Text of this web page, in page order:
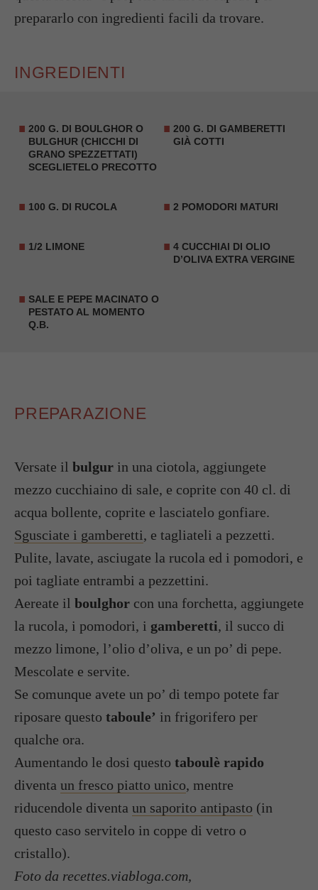
prepararlo con ingredienti facili da trovare.
INGREDIENTI
200 G. DI BOULGHOR O
BULGHUR (CHICCHI DI
GRANO SPEZZETTATI)
SCEGLIETELO PRECOTTO
200 G. DI GAMBERETTI
GIÀ COTTI
100 G. DI RUCOLA 2 POMODORI MATURI
1/2 LIMONE
4 CUCCHIAI DI OLIO
D’OLIVA EXTRA VERGINE
SALE E PEPE MACINATO O
PESTATO AL MOMENTO
Q.B.
PREPARAZIONE
Versate il bulgur in una ciotola, aggiungete
mezzo cucchiaino di sale, e coprite con 40 cl. di
acqua bollente, coprite e lasciatelo gonfiare.
Sgusciate i gamberetti, e tagliateli a pezzetti.
Pulite, lavate, asciugate la rucola ed i pomodori, e
poi tagliate entrambi a pezzettini.
Aereate il boulghor con una forchetta, aggiungete
la rucola, i pomodori, i gamberetti, il succo di
mezzo limone, l’olio d’oliva, e un po’ di pepe.
Mescolate e servite.
Se comunque avete un po’ di tempo potete far
riposare questo taboule’ in frigorifero per
qualche ora.
Aumentando le dosi questo taboulè rapido
diventa un fresco piatto unico, mentre
riducendole diventa un saporito antipasto (in
questo caso servitelo in coppe di vetro o
cristallo).
Foto da recettes.viabloga.com,